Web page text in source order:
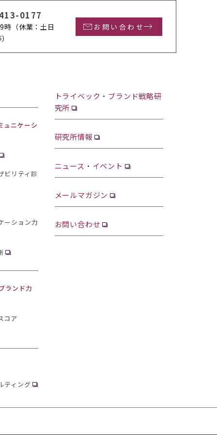
0177
時 （休業：土日
お問い合わせ
ュニケーシ
ビリティ診
ーション力
ランド力
コア
ティング
トライベック・ブランド戦略研
究所
研究所情報
ニュース・イベント
メールマガジン
お問い合わせ